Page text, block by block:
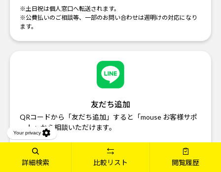
詳細検索 比較リスト 閲覧履歴
※土日祝は個人窓口へ転送されます。
※公費払いのご相談等、一部のお問い合わせは週明けの対応になり
ます。
友だち追加
QRコードから「友だち追加」すると「mouse お客様サポ
ート」から相談いただけます。
友だち追加はこちら